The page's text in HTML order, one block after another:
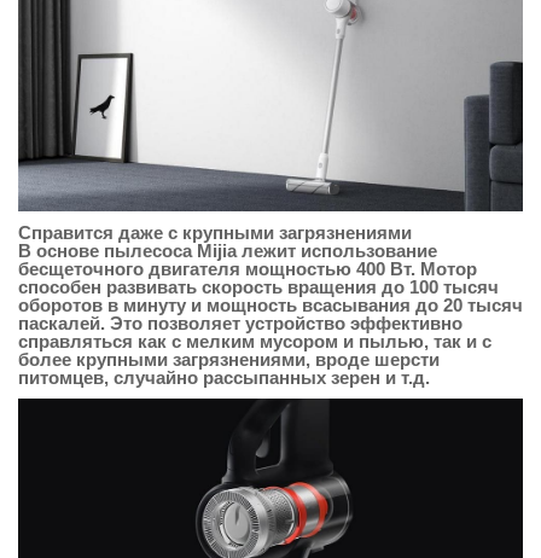
Справится даже с крупными загрязнениями
В основе пылесоса Mijia лежит использование
бесщеточного двигателя мощностью 400 Вт. Мотор
способен развивать скорость вращения до 100 тысяч
оборотов в минуту и мощность всасывания до 20 тысяч
паскалей. Это позволяет устройство эффективно
справляться как с мелким мусором и пылью, так и с
более крупными загрязнениями, вроде шерсти
питомцев, случайно рассыпанных зерен и т.д.